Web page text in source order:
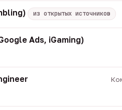
из открытых источников
Ads, iGaming)